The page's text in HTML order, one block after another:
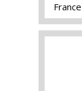
France